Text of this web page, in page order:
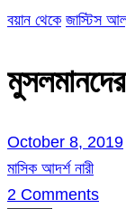
বয়ান থেকে জাস্টিস
October 8, 2019
মাসিক আদর্শ নারী
2 Comments